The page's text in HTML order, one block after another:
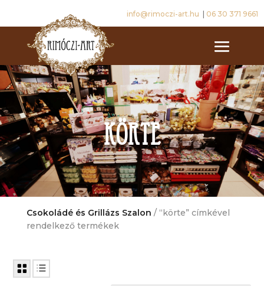
info@rimoczi-art.hu 06 30 371 9661
körte
Csokoládé és Grillázs Szalon / “körte” címkével
rendelkező termékek